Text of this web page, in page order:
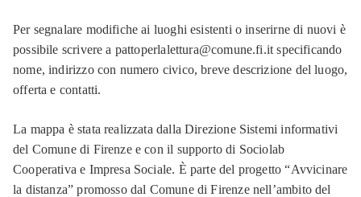
Per segnalare modifiche ai luoghi esistenti o inserirne di nuovi è
possibile scrivere a pattoperlalettura@comune.fi.it specificando
nome, indirizzo con numero civico, breve descrizione del luogo,
offerta e contatti.
La mappa è stata realizzata dalla Direzione Sistemi informativi
del Comune di Firenze e con il supporto di Sociolab
Cooperativa e Impresa Sociale. È parte del progetto “Avvicinare
la distanza” promosso dal Comune di Firenze nell’ambito del